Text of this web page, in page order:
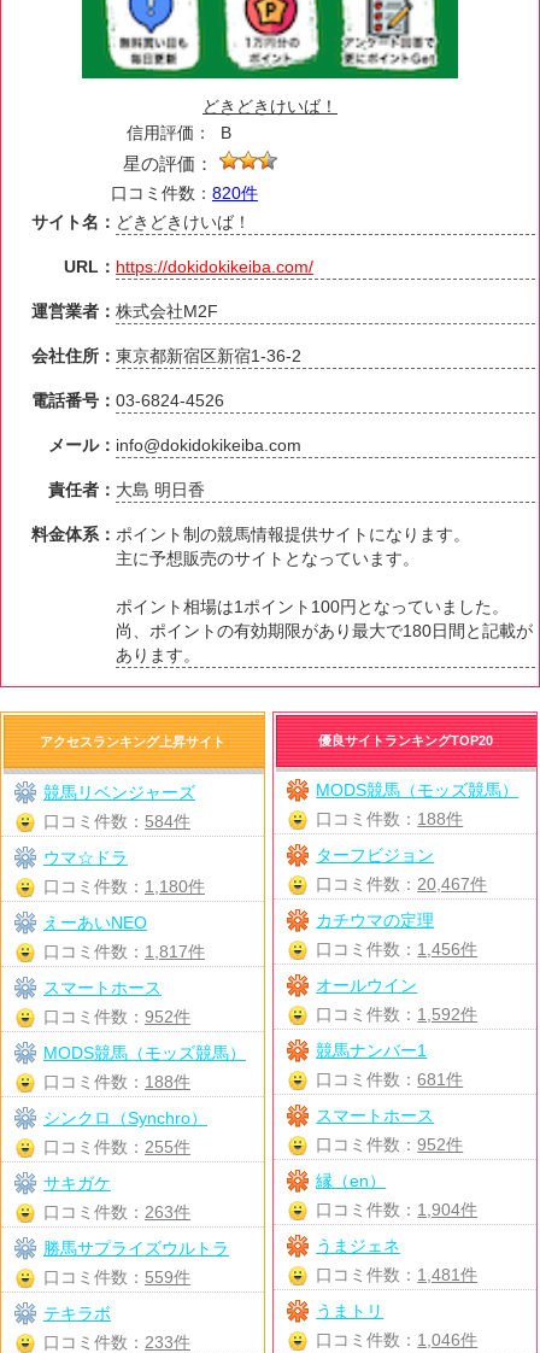
どきどきけいば！
信用評価：
B
星の評価：
口コミ件数： 820件
サイト名： どきどきけいば！
URL： https://dokidokikeiba.com/
運営業者：株式会社M2F
会社住所：東京都新宿区新宿1-36-2
電話番号：03-6824-4526
メール： info@dokidokikeiba.com
責任者： 大島 明日香
料金体系： ポイント制の競馬情報提供サイトになります。
主に予想販売のサイトとなっています。
ポイント相場は1ポイント100円となっていました。
尚、ポイントの有効期限があり最大で180日間と記載が
あります。
優良サイトランキングTOP20
MODS競馬（モッズ競馬）
口コミ件数： 188件
ターフビジョン
口コミ件数： 20,467件
カチウマの定理
口コミ件数： 1,456件
オールウイン
口コミ件数： 1,592件
競馬ナンバー1
口コミ件数：681件
スマートホース
口コミ件数：952件
縁（en）
口コミ件数： 1,904件
うまジェネ
口コミ件数： 1,481件
うまトリ
口コミ件数： 1,046件
アクセスランキング上昇サイト
競馬リベンジャーズ
口コミ件数： 584件
ウマ☆ドラ
口コミ件数： 1,180件
えーあいNEO
口コミ件数： 1,817件
スマートホース
口コミ件数： 952件
MODS競馬（モッズ競馬）
口コミ件数： 188件
シンクロ（Synchro）
口コミ件数： 255件
サキガケ
口コミ件数： 263件
勝馬サプライズウルトラ
口コミ件数： 559件
テキラボ
口コミ件数： 233件